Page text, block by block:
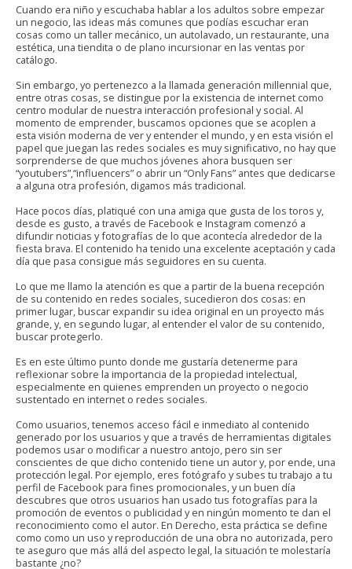
Cuando era niño y escuchaba hablar a los adultos sobre empezar
un negocio, las ideas más comunes que podías escuchar eran
cosas como un taller mecánico, un autolavado, un restaurante, una
estética, una tiendita o de plano incursionar en las ventas por
catálogo.
Sin embargo, yo pertenezco a la llamada generación millennial que,
entre otras cosas, se distingue por la existencia de internet como
centro modular de nuestra interacción profesional y social. Al
momento de emprender, buscamos opciones que se acoplen a
esta visión moderna de ver y entender el mundo, y en esta visión el
papel que juegan las redes sociales es muy significativo, no hay que
sorprenderse de que muchos jóvenes ahora busquen ser
“youtubers”,“influencers” o abrir un “Only Fans” antes que dedicarse
a alguna otra profesión, digamos más tradicional.
Hace pocos días, platiqué con una amiga que gusta de los toros y,
desde es gusto, a través de Facebook e Instagram comenzó a
difundir noticias y fotografías de lo que acontecía alrededor de la
fiesta brava. El contenido ha tenido una excelente aceptación y cada
día que pasa consigue más seguidores en su cuenta.
Lo que me llamo la atención es que a partir de la buena recepción
de su contenido en redes sociales, sucedieron dos cosas: en
primer lugar, buscar expandir su idea original en un proyecto más
grande, y, en segundo lugar, al entender el valor de su contenido,
buscar protegerlo.
Es en este último punto donde me gustaría detenerme para
reflexionar sobre la importancia de la propiedad intelectual,
especialmente en quienes emprenden un proyecto o negocio
sustentado en internet o redes sociales.
Como usuarios, tenemos acceso fácil e inmediato al contenido
generado por los usuarios y que a través de herramientas digitales
podemos usar o modificar a nuestro antojo, pero sin ser
conscientes de que dicho contenido tiene un autor y, por ende, una
protección legal. Por ejemplo, eres fotógrafo y subes tu trabajo a tu
perfil de Facebook para fines promocionales, y un buen día
descubres que otros usuarios han usado tus fotografías para la
promoción de eventos o publicidad y en ningún momento te dan el
reconocimiento como el autor. En Derecho, esta práctica se define
como como un uso y reproducción de una obra no autorizada, pero
te aseguro que más allá del aspecto legal, la situación te molestaría
bastante ¿no?